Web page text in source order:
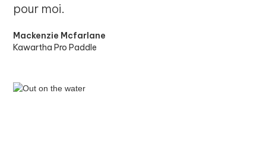
pour moi.
Mackenzie Mcfarlane
Kawartha Pro Paddle